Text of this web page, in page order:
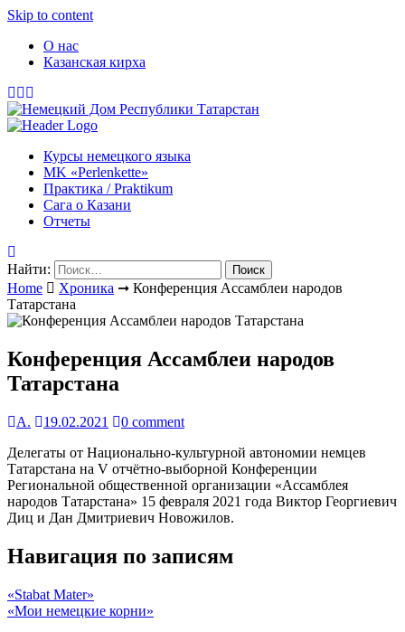
Skip to content
О нас
Казанская кирха
Курсы немецкого языка
МK «Perlenkette»
Практика / Praktikum
Сага о Казани
Отчеты
Найти:
Home
Хроника ➞ Конференция Ассамблеи народов
Татарстана
Конференция Ассамблеи народов
Татарстана
А. 19.02.2021
0 comment
Делегаты от Национально-культурной автономии немцев
Татарстана на V отчётно-выборной Конференции
Региональной общественной организации «Ассамблея
народов Татарстана» 15 февраля 2021 года Виктор Георгиевич
Диц и Дан Дмитриевич Новожилов.
Навигация по записям
«Stabat Mater»
«Мои немецкие корни»